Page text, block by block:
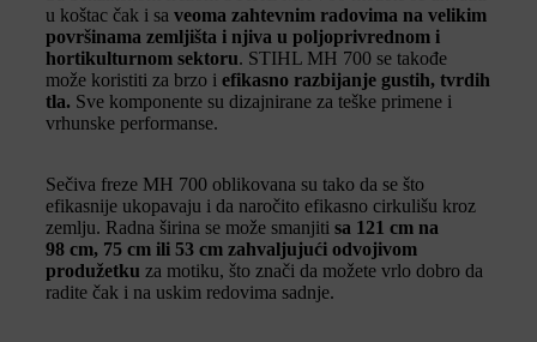
u koštac čak i sa veoma zahtevnim radovima na velikim
površinama zemljišta i njiva u poljoprivrednom i
hortikulturnom sektoru. STIHL MH 700 se takođe
može koristiti za brzo i efikasno razbijanje gustih, tvrdih
tla. Sve komponente su dizajnirane za teške primene i
vrhunske performanse.
Sečiva freze MH 700 oblikovana su tako da se što
efikasnije ukopavaju i da naročito efikasno cirkulišu kroz
zemlju. Radna širina se može smanjiti sa 121 cm na
98 cm, 75 cm ili 53 cm zahvaljujući odvojivom
produžetku za motiku, što znači da možete vrlo dobro da
radite čak i na uskim redovima sadnje.